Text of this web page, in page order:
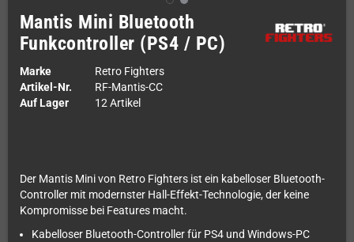
Mantis Mini Bluetooth
Funkcontroller (PS4 / PC)
Marke
Retro Fighters
Artikel-Nr.
RF-Mantis-CC
Auf Lager
12 Artikel
Der Mantis Mini von Retro Fighters ist ein kabelloser Bluetooth-
Controller mit modernster Hall-Effekt-Technologie, der keine
Kompromisse bei Features macht.
Kabelloser Bluetooth-Controller für PS4 und Windows-PC